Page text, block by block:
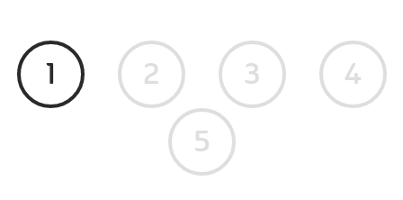
1 2 3
4
5